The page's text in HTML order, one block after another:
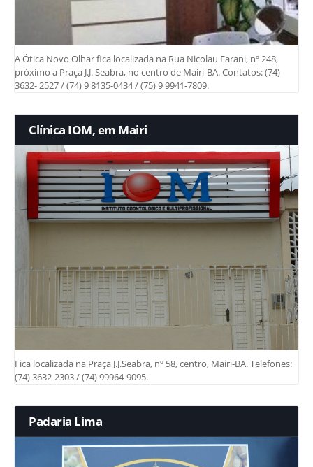
A Ótica Novo Olhar fica localizada na Rua Nicolau Farani, nº 248,
próximo a Praça J.J. Seabra, no centro de Mairi-BA. Contatos: (74)
3632- 2527 / (74) 9 8135-0434 / (75) 9 9941-7809.
Clínica IOM, em Mairi
Fica localizada na Praça J.J.Seabra, nº 58, centro, Mairi-BA. Telefones:
(74) 3632-2303 / (74) 99964-9095.
Padaria Lima